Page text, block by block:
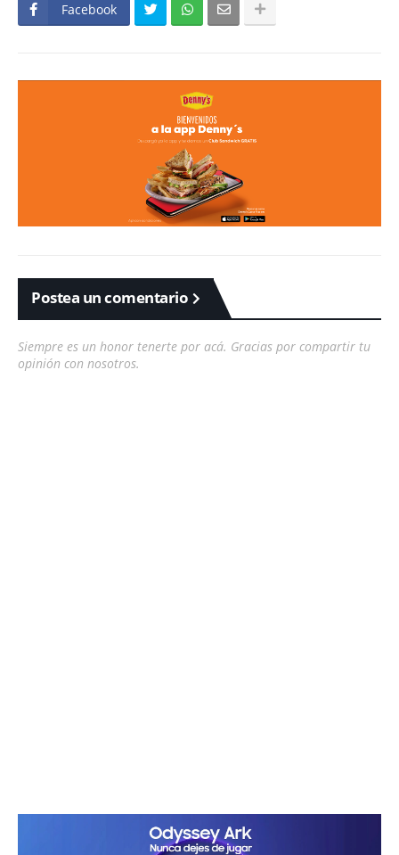
Facebook
Postea un comentario
Siempre es un honor tenerte por acá. Gracias por compartir tu
opinión con nosotros.